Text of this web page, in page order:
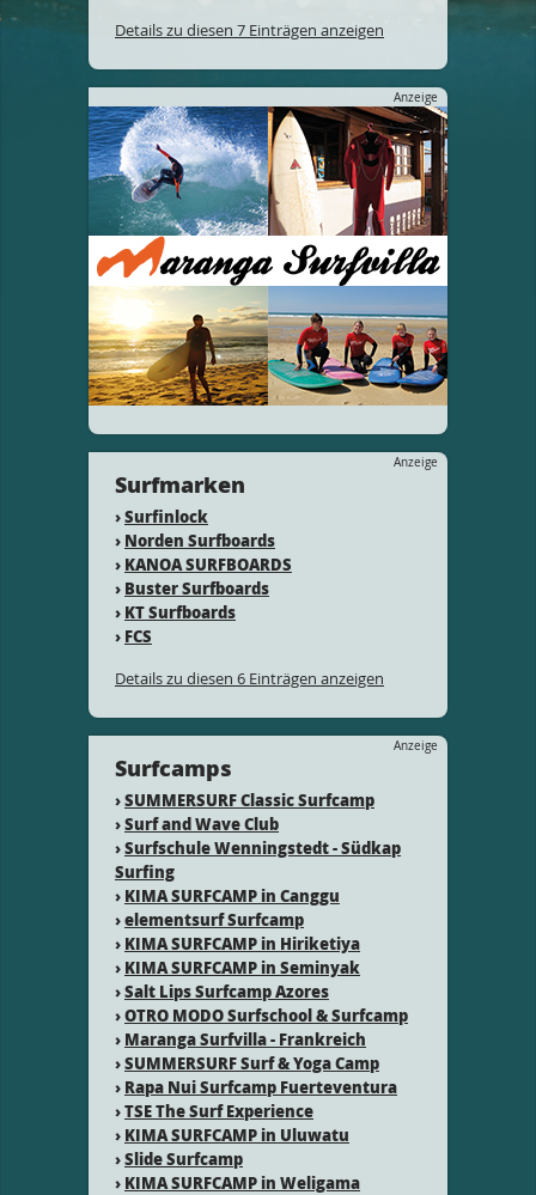
Details zu diesen 7 Einträgen anzeigen
Anzeige
Anzeige
Surfmarken
›Surfinlock
› Norden Surfboards
› KANOA SURFBOARDS
› Buster Surfboards
› KT Surfboards
› FCS
Details zu diesen 6 Einträgen anzeigen
Anzeige
Surfcamps
›SUMMERSURF Classic Surfcamp
›Surf and Wave Club
›Surfschule Wenningstedt - Südkap
Surfing
› KIMA SURFCAMP in Canggu
›elementsurf Surfcamp
› KIMA SURFCAMP in Hiriketiya
› KIMA SURFCAMP in Seminyak
›Salt Lips Surfcamp Azores
›OTRO MODO Surfschool & Surfcamp
› Maranga Surfvilla - Frankreich
›SUMMERSURF Surf & Yoga Camp
› Rapa Nui Surfcamp Fuerteventura
›TSE The Surf Experience
› KIMA SURFCAMP in Uluwatu
›Slide Surfcamp
› KIMA SURFCAMP in Weligama